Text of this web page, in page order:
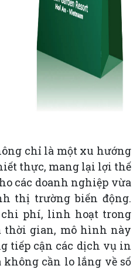
chỉ là một xu hướng
thực, mang lại lợi thế
các doanh nghiệp vừa
thị trường biến động.
phí, linh hoạt trong
thời gian, mô hình này
tiếp cận các dịch vụ in
cần lo lắng về số